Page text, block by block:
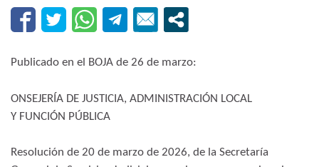
Publicado en el BOJA de 26 de marzo:
ONSEJERÍA DE JUSTICIA, ADMINISTRACIÓN LOCAL
Y FUNCIÓN PÚBLICA
Resolución de 20 de marzo de 2026, de la Secretaría